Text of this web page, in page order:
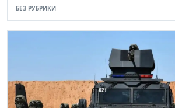
БЕЗ РУБРИКИ